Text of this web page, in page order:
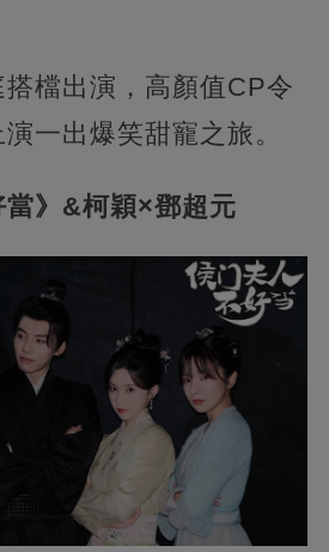
檔出演，高顏值CP令
一出爆笑甜寵之旅。
當》&柯穎×鄧超元